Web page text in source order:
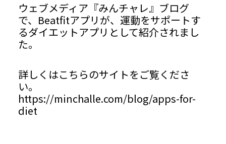
法人向けFitbit販売
健康経営コンサルティングサービス
ウェブメディア『みんチャレ』ブログ
で、Beatfitアプリが、運動をサポートす
るダイエットアプリとして紹介されまし
た。
詳しくはこちらのサイトをご覧くださ
い。
https://minchalle.com/blog/apps-for-
diet